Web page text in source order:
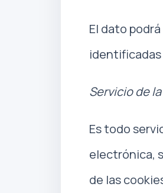
El dato
identificadas
Servicio de
Es todo
electrónica,
de las